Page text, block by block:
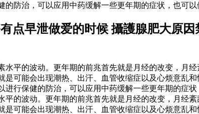
防治，可以应用中药缓解一些更年期的症状，也可
点早泄做爱的时候 攝護腺肥大原因
平的波动。更年期的前兆首先就是月经的改变，月
可能会出现潮热、出汗、血管收缩症以及心烦意乱
行保健的防治，可以应用中药缓解一些更年期的症
的波动。更年期的前兆首先就是月经的改变，月经
可能会出现潮热、出汗、血管收缩症以及心烦意乱